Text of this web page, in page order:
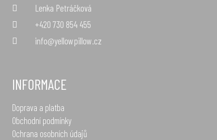
Lenka Petráčková
+420 730 854 455
info@yellowpillow.cz
INFORMACE
Doprava a platba
Obchodní podmínky
Ochrana osobních údajů